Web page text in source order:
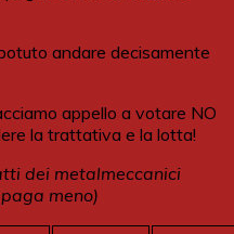
andare decisamente
appello a votare NO
la trattativa e la lotta!
dei metalmeccanici
meno)